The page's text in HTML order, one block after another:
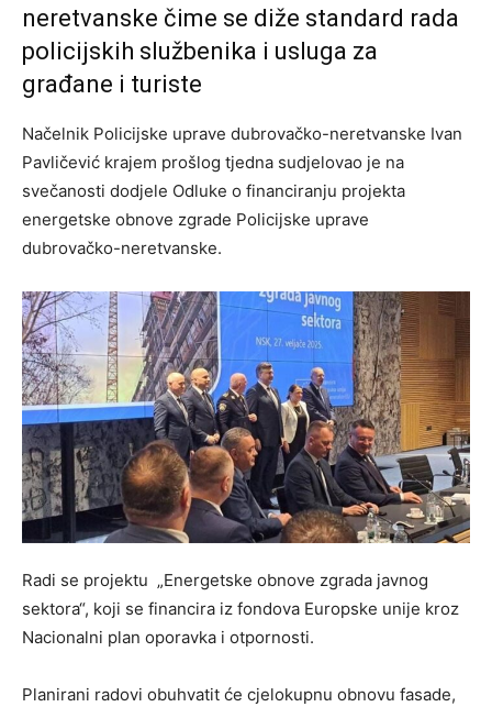
neretvanske čime se diže standard rada
policijskih službenika i usluga za
građane i turiste
Načelnik Policijske uprave dubrovačko-neretvanske Ivan
Pavličević krajem prošlog tjedna sudjelovao je na
svečanosti dodjele Odluke o financiranju projekta
energetske obnove zgrade Policijske uprave
dubrovačko-neretvanske.
Radi se projektu „Energetske obnove zgrada javnog
sektora“, koji se financira iz fondova Europske unije kroz
Nacionalni plan oporavka i otpornosti.
Planirani radovi obuhvatit će cjelokupnu obnovu fasade,